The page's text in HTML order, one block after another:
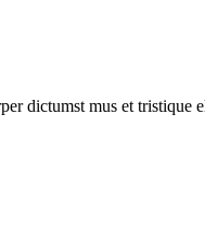
dictumst mus et tristique